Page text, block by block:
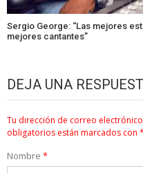
Sergio George: “Las mejores
mejores cantantes”
DEJA UNA
Tu dirección de correo
obligatorios están marcados con *
Nombre *